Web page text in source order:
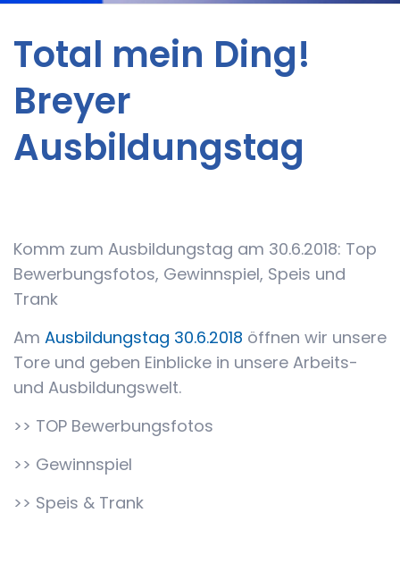
Total mein Ding!
Breyer
Ausbildungstag
Komm zum Ausbildungstag am 30.6.2018: Top
Bewerbungsfotos, Gewinnspiel, Speis und
Trank
Am Ausbildungstag 30.6.2018 öffnen wir unsere
Tore und geben Einblicke in unsere Arbeits-
und Ausbildungswelt.
>> TOP Bewerbungsfotos
>> Gewinnspiel
>> Speis & Trank